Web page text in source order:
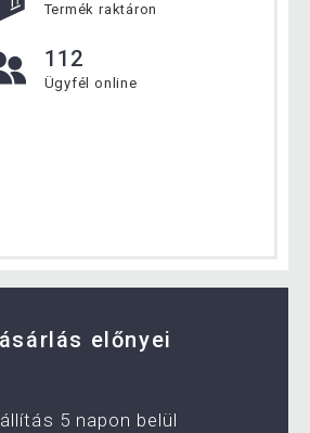
Termék raktáron
112
Ügyfél online
előnyei
5 napon belül